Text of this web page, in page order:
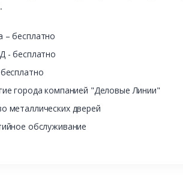
– бесплатно
- бесплатно
города компанией "Деловые Линии"
металлических дверей
обслуживание